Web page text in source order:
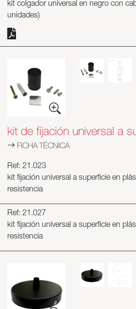
kit colgador universal en negro con
unidades)
kit de fijación universal a
FICHA TÉCNICA
Ref: 21.023
kit fijación universal a superficie en
resistencia
Ref: 21.027
kit fijación universal a superficie en
resistencia